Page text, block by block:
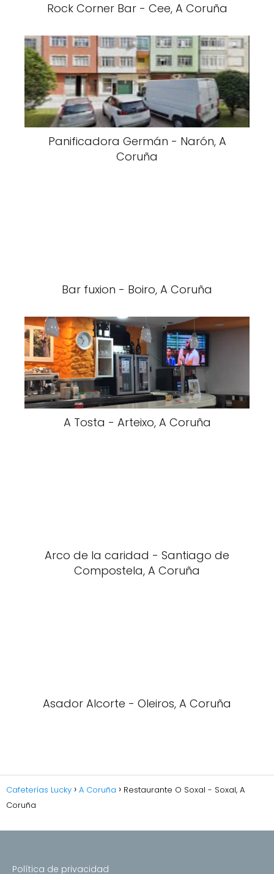
Rock Corner Bar - Cee, A Coruña
Panificadora Germán - Narón, A
Coruña
Bar fuxion - Boiro, A Coruña
A Tosta - Arteixo, A Coruña
Arco de la caridad - Santiago de
Compostela, A Coruña
Asador Alcorte - Oleiros, A Coruña
Cafeterías Lucky A Coruña
Restaurante O Soxal - Soxal, A
Coruña
Política de privacidad